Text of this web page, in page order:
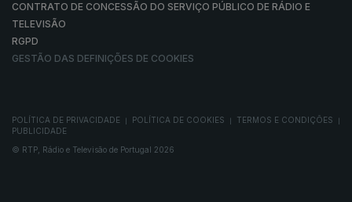
CONTRATO DE CONCESSÃO DO SERVIÇO PÚBLICO DE RÁDIO E
TELEVISÃO
RGPD
GESTÃO DAS DEFINIÇÕES DE COOKIES
POLÍTICA DE PRIVACIDADE POLÍTICA DE COOKIES TERMOS E CONDIÇÕES
PUBLICIDADE
© RTP, Rádio e Televisão de Portugal 2026